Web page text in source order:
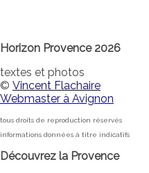
Horizon Provence 2026
textes et photos
© Vincent Flachaire
Webmaster à Avignon
tous droits de reproduction réservés
informations données à titre indicatifs
Découvrez la Provence